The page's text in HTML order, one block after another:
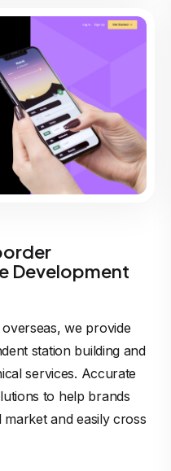
Development
we provide
station building and
services. Accurate
to help brands
and easily cross